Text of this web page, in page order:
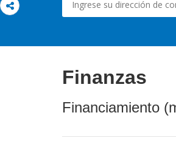
Finanzas
Financiamiento